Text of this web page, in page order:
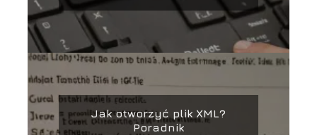
Jak otworzyć plik XML?
Poradnik